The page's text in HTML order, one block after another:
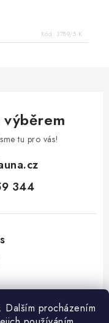
procházením
Kód: 3789/5 K
výběrem
tu pro vás!
344
- VÝDEJNÍ MÍSTO